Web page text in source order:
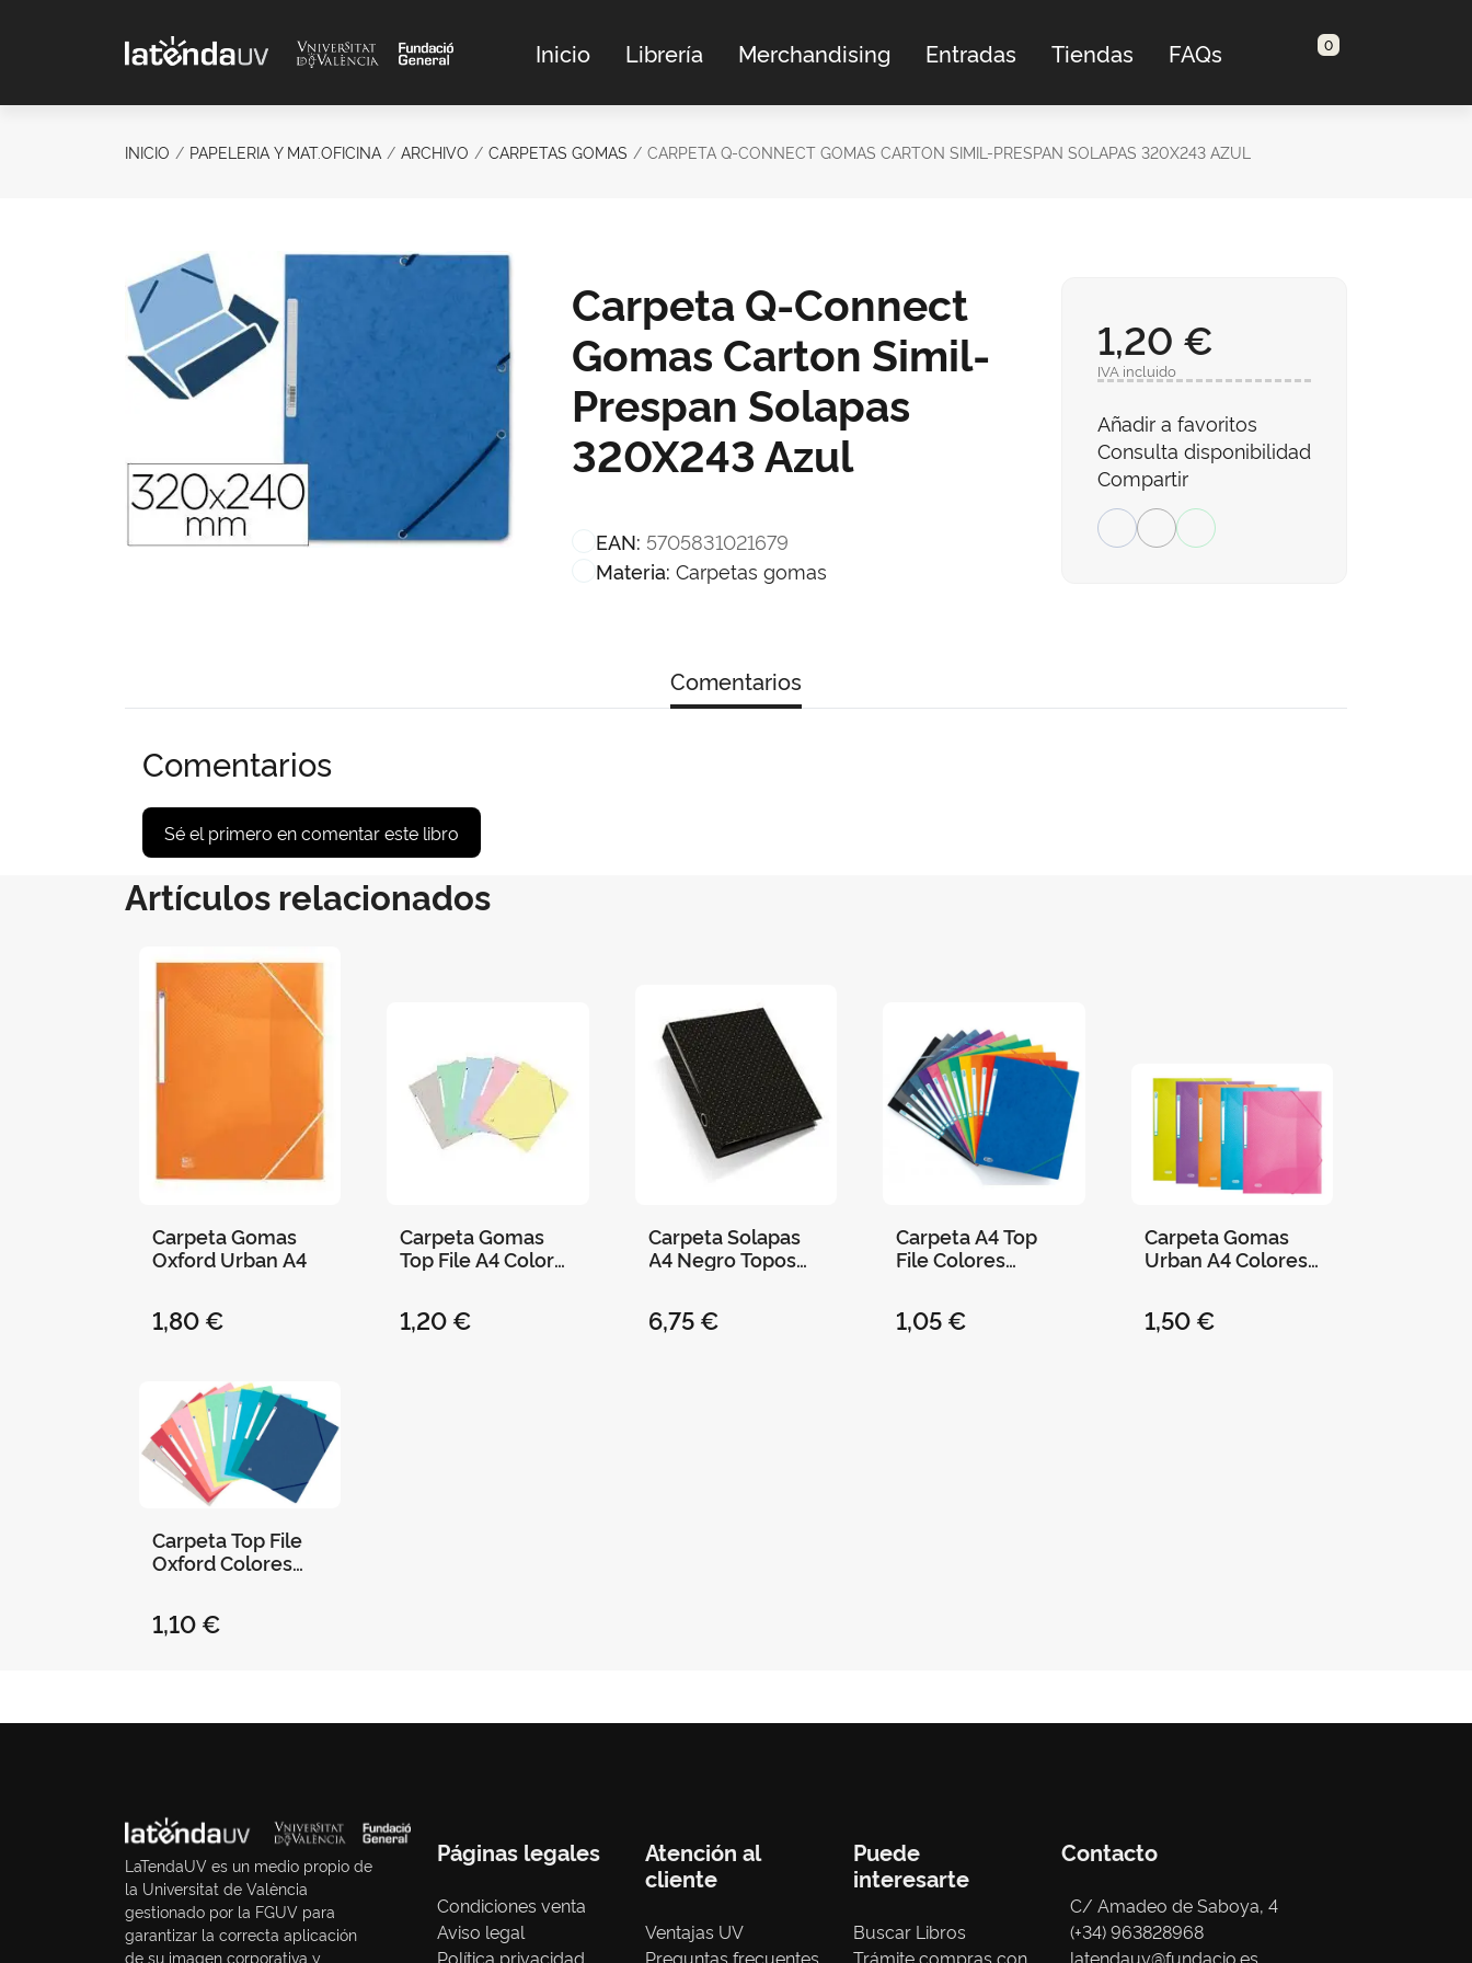
Inicio Librería Merchandising Entradas Tiendas FAQs 0
INICIO PAPELERIA Y MAT.OFICINA ARCHIVO CARPETAS GOMAS CARPETA Q-CONNECT GOMAS CARTON SIMIL-PRESPAN SOLAPAS 320X243 AZUL
Carpeta Q-Connect
Gomas Carton Simil-
Prespan Solapas
320X243 Azul
EAN: 5705831021679
Materia: Carpetas gomas
1,20 €
IVA incluido
Añadir a favoritos
Consulta disponibilidad
Compartir
Comentarios
Comentarios
Sé el primero en comentar este libro
Artículos relacionados
Carpeta Gomas
Oxford Urban A4
1,80 €
Carpeta Gomas
Top File A4 Color
1,20 €
Carpeta Solapas
A4 Negro Topos
6,75 €
Carpeta A4 Top
File Colores
1,05 €
Carpeta Gomas
Urban A4 Colores
1,50 €
Carpeta Top File
Oxford Colores
1,10 €
LaTendaUV es un medio propio de
la Universitat de València
gestionado por la FGUV para
garantizar la correcta aplicación
de su imagen corporativa y
Páginas legales
Condiciones venta
Aviso legal
Política privacidad
Atención al
cliente
Ventajas UV
Preguntas frecuentes
Puede
interesarte
Buscar Libros
Trámite compras con
Contacto
C/ Amadeo de Saboya, 4
(+34) 963828968
latendauv@fundacio.es